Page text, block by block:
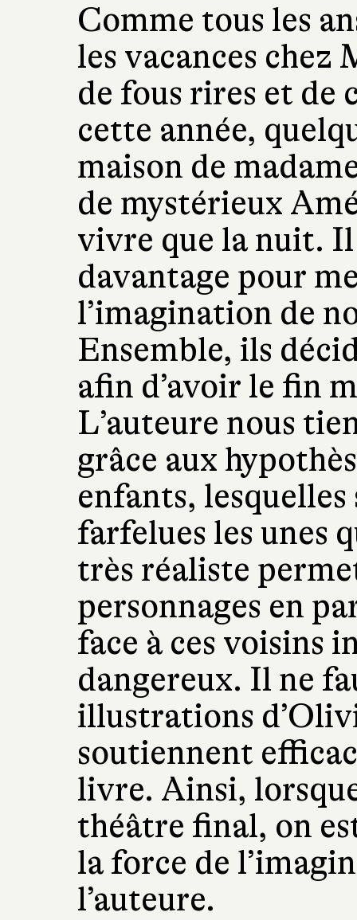
Comme tous les
les vacances chez
de fous rires et de
cette année,
maison de
de mystérieux
vivre que la nuit. Il
davantage pour
l’imagination de
Ensemble, ils
afin d’avoir le fin
L’auteure nous
grâce aux
enfants,
farfelues les unes
très réaliste
personnages en
face à ces voisins
dangereux. Il ne
illustrations
soutiennent
livre. Ainsi,
théâtre final, on
la force de
l’auteure.